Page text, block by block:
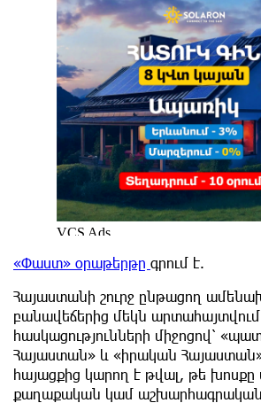
«Փաստ» օրաթերթը գրում է.
Հայաստանի շուրջ ընթացող
բանավեճերից մեկն արտահայտվում
հասկացությունների միջոցով՝
Հայաստան» և «իրական
հայացքից կարող է թվալ, թե
քաղաքական կամ